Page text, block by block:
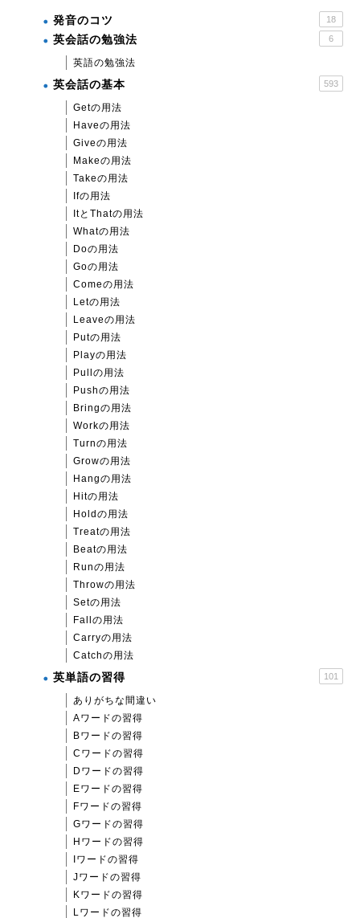
発音のコツ 18
英会話の勉強法 6
英語の勉強法
英会話の基本 593
Getの用法
Haveの用法
Giveの用法
Makeの用法
Takeの用法
Ifの用法
ItとThatの用法
Whatの用法
Doの用法
Goの用法
Comeの用法
Letの用法
Leaveの用法
Putの用法
Playの用法
Pullの用法
Pushの用法
Bringの用法
Workの用法
Turnの用法
Growの用法
Hangの用法
Hitの用法
Holdの用法
Treatの用法
Beatの用法
Runの用法
Throwの用法
Setの用法
Fallの用法
Carryの用法
Catchの用法
英単語の習得 101
ありがちな間違い
Aワードの習得
Bワードの習得
Cワードの習得
Dワードの習得
Eワードの習得
Fワードの習得
Gワードの習得
Hワードの習得
Iワードの習得
Jワードの習得
Kワードの習得
Lワードの習得